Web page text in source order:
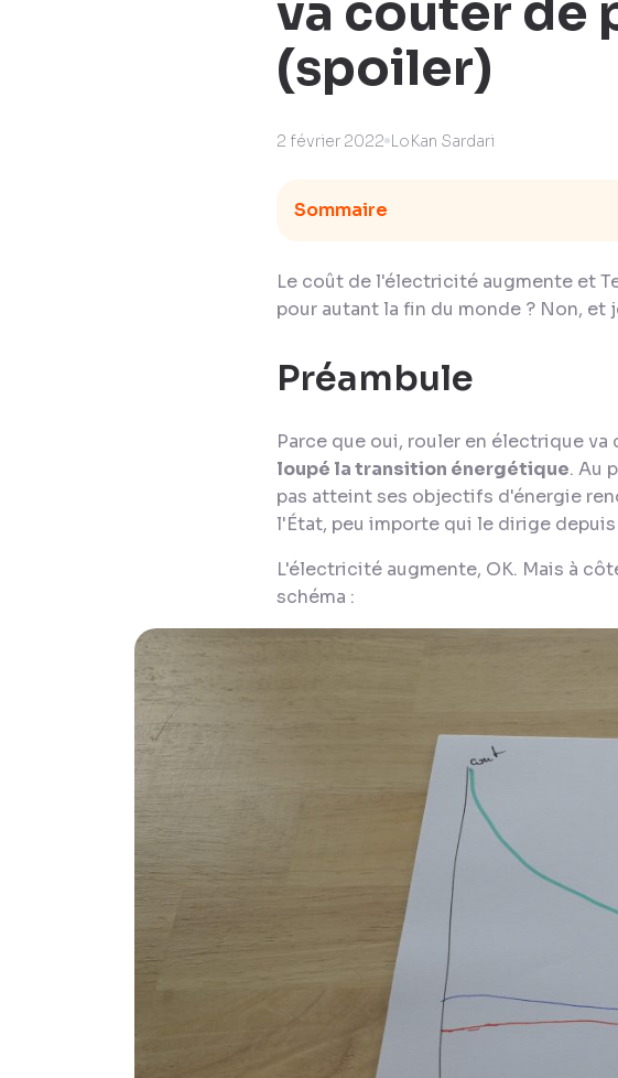
va coûter de
(spoiler)
2 février 2022 LoKan Sardari
Sommaire
Le coût de l'électricité augmente et
pour autant la fin du monde ? Non,
Préambule
Parce que oui, rouler en électrique va
loupé la transition énergétique. Au
pas atteint ses objectifs d'énergie
l'État, peu importe qui le dirige
L'électricité augmente, OK. Mais à
schéma :